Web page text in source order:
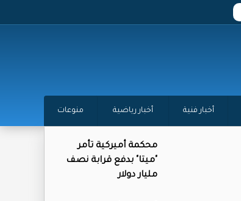
أخبار فنية أخبار رياضية منوعات
محكمة أميركية تأمر
"ميتا" بدفع قرابة نصف
مليار دولار